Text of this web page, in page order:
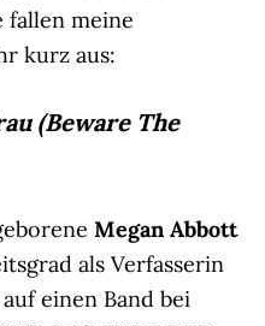
fallen meine
kurz aus:
(Beware The
Megan Abbott
als Verfasserin
einen Band bei